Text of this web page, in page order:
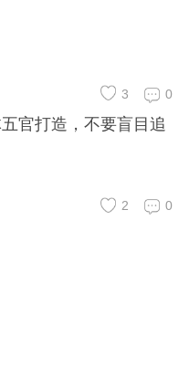
0
3
官打造，不要盲目追
0
2